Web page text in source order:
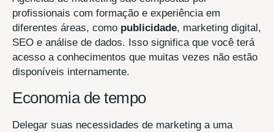
profissionais com formação e experiência em
diferentes áreas, como publicidade, marketing digital,
SEO e análise de dados. Isso significa que você terá
acesso a conhecimentos que muitas vezes não estão
disponíveis internamente.
Economia de tempo
Delegar suas necessidades de marketing a uma